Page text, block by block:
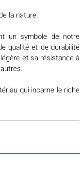
la nature.
un symbole de notre
qualité et de durabilité
et sa résistance à
qui incarne le riche